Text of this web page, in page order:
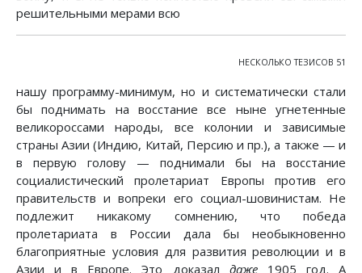
решительными мерами всю
НЕСКОЛЬКО ТЕЗИСОВ 51
нашу программу-минимум, но и систематически стали
бы поднимать на восстание все ныне угнетенные
великороссами народы, все колонии и зависимые
страны Азии (Индию, Китай, Персию и пр.), а также — и
в первую голову — поднимали бы на восстание
социалистический пролетариат Европы против его
правительств и вопреки его социал-шовинистам. Не
подлежит никакому сомнению, что победа
пролетариата в России дала бы необыкновенно
благоприятные условия для развития революции и в
Азии и в Европе. Это доказал даже1905 год. А